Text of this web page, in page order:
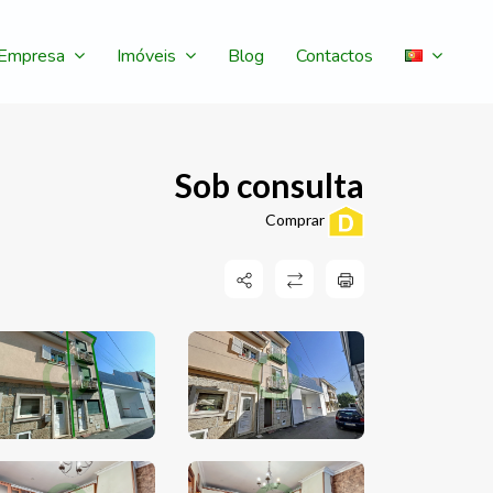
Imóveis Blog Contactos
Sob consulta
Comprar